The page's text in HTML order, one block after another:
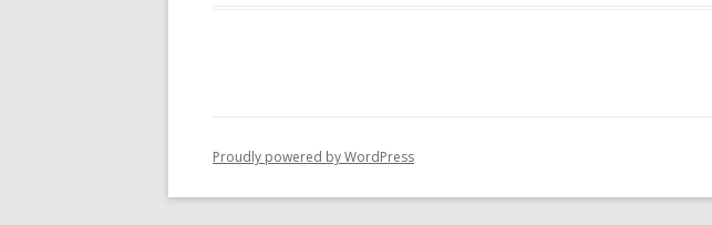
Proudly powered by WordPress